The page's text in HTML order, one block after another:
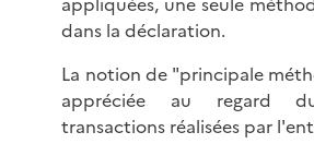
dans la déclaration.
La notion de "principale
appréciée au regard
transactions réalisées par